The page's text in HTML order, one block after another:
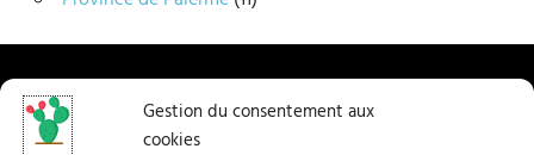
Gestion du consentement aux
cookies